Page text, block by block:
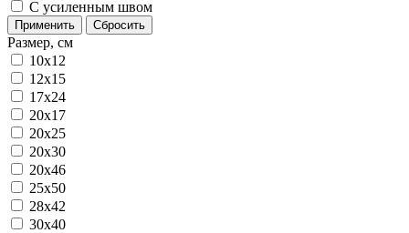
С усиленным швом
Применить Сбросить
Размер, см
10x12
12x15
17x24
20x17
20x25
20x30
20x46
25x50
28x42
30x40